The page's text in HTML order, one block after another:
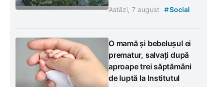
Astăzi, 7 august #Social
O mamă și bebelușul ei
prematur, salvați după
aproape trei săptămâni
de luptă la Institutul
Mamei și Copilului